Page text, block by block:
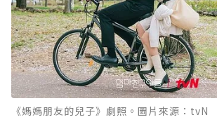
《媽媽朋友的兒子》劇照。圖片來源：tvN